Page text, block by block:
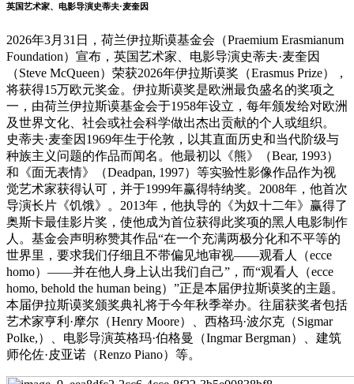
英国艺术家、电影导演史蒂夫·麦奎因
2026年3月31日，荷兰伊拉斯谟基金会（Praemium Erasmianum
Foundation）宣布，英国艺术家、电影导演史蒂夫·麦奎因
（Steve McQueen）荣获2026年伊拉斯谟奖（Erasmus Prize），
将获得15万欧元奖金。伊拉斯谟奖是欧洲最负盛名的奖项之
一，由荷兰伊拉斯谟基金会于1958年设立，每年颁发给对欧洲
及世界文化、社会或社会科学做出杰出贡献的个人或组织。
史蒂夫·麦奎因1969年生于伦敦，以其直面历史和当代阶级与
种族主义问题的作品而闻名。他最初以《熊》（Bear, 1993）
和《面无表情》（Deadpan, 1997）等实验性影像作品作为视
觉艺术家获得认可，并于1999年赢得特纳奖。2008年，他首次
导演长片《饥饿》。2013年，他执导的《为奴十二年》赢得了
奥斯卡最佳影片奖，使他成为首位获得此奖项的黑人电影制作
人。基金会声明称赞其作品“在一个充满两极分化和不平等的
世界里，要求我们仔细且不带偏见地审视——观看人（ecce
homo）——并在他人身上认出我们自己”，而“观看人（ecce
homo, behold the human being）”正是本届伊拉斯谟奖的主题。
本届伊拉斯谟奖颁奖典礼将于今年秋季举办。往届获奖者包括
艺术家亨利·摩尔（Henry Moore）、西格玛·波尔克（Sigmar
Polke,）、电影导演英格玛·伯格曼（Ingmar Bergman）、建筑
师伦佐·皮亚诺（Renzo Piano）等。